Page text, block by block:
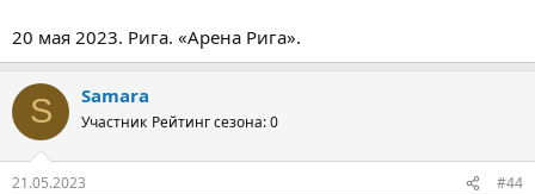
20 мая 2023. Рига. «Арена Рига».
S Samara
Участник Рейтинг сезона: 0
21.05.2023 #44